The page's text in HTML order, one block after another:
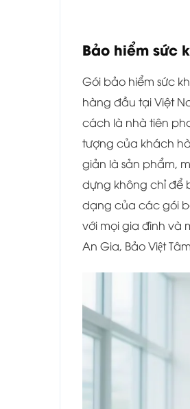
Bảo hiểm sức
Gói bảo hiểm sức
hàng đầu tại Việt
cách là nhà tiên
tượng của khách
giản là sản phẩm,
dựng không chỉ để
dạng của các gói
với mọi gia đình và
An Gia, Bảo Việt